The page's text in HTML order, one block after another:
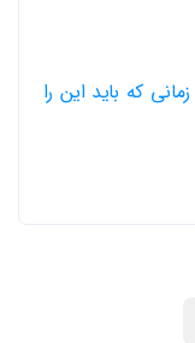
که باید این را